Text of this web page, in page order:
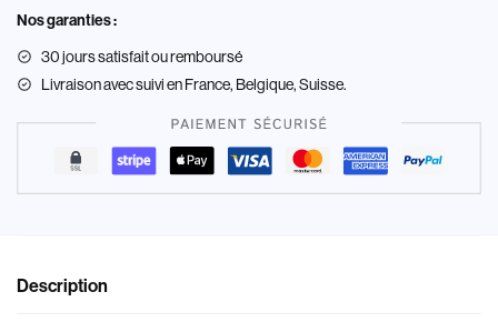
Nos garanties :
30 jours satisfait ou remboursé
Livraisonavec suivi en France, Belgique, Suisse.
Description